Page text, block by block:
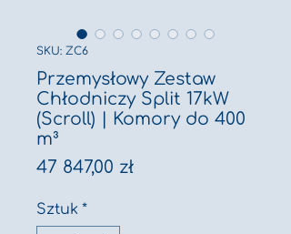
SKU: ZC6
Przemysłowy Zestaw
Chłodniczy Split 17kW
(Scroll) | Komory do 400
m³
47 847,00 zł
Sztuk *